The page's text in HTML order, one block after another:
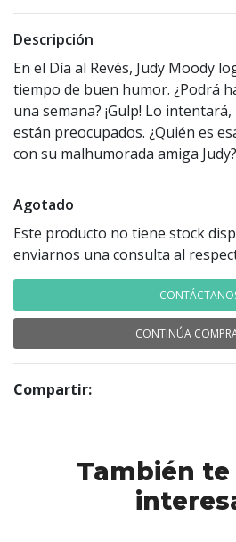
Descripción
En el Día al Revés, Judy Moody
tiempo de buen humor. ¿Podrá
una semana? ¡Gulp! Lo
están preocupados. ¿Quién es
con su malhumorada amiga Judy?
Agotado
Este producto no tiene stock
enviarnos una consulta al
CONTINÚA
Compartir:
También